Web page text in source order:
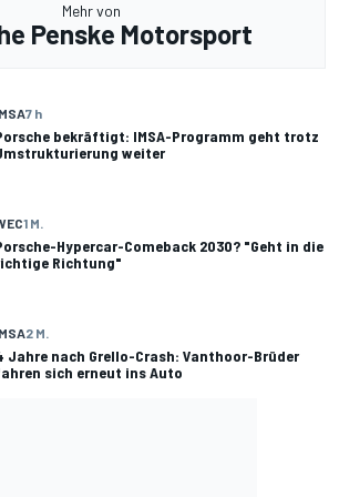
Mehr von
Penske Motorsport
7 h
bekräftigt: IMSA-Programm geht trotz
weiter
1 M.
Hypercar-Comeback 2030? "Geht in die
Richtung"
2 M.
Jahre nach Grello-Crash: Vanthoor-Brüder
sich erneut ins Auto